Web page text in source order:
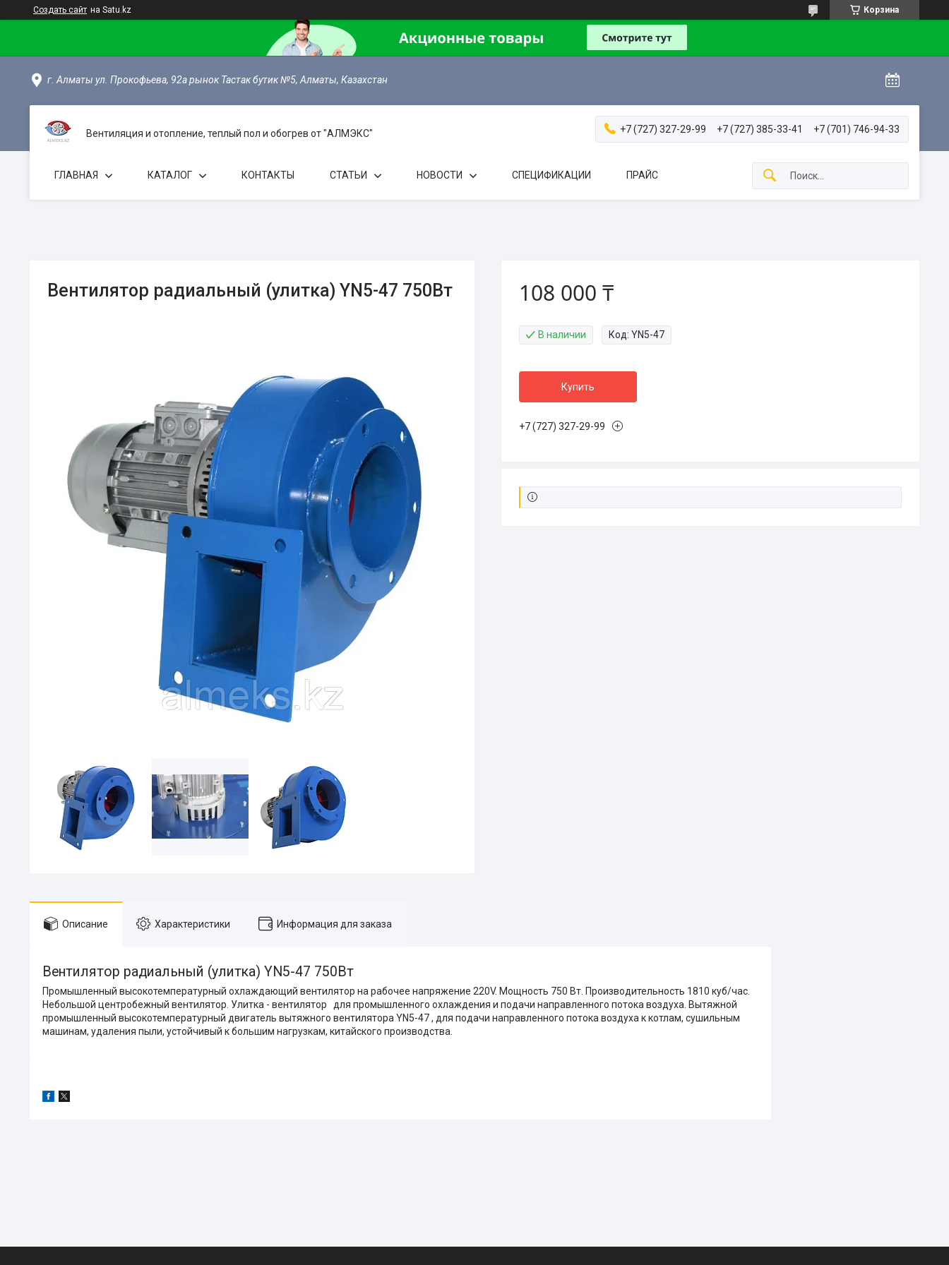
Создать сайт на Satu.kz Корзина
г. Алматы ул. Прокофьева, 92а рынок Тастак бутик №5, Алматы, Казахстан
Вентиляция и отопление, теплый пол и обогрев от "АЛМЭКС" +7 (727) 327-29-99 +7 (727) 385-33-41 +7 (701) 746-94-33
ГЛАВНАЯ КАТАЛОГ КОНТАКТЫ СТАТЬИ НОВОСТИ СПЕЦИФИКАЦИИ ПРАЙС
Вентилятор радиальный (улитка) YN5-47 750Вт 108 000 ₸
В наличии Код: YN5-47
Купить
+7 (727) 327-29-99
Описание Характеристики Информация для заказа
Вентилятор радиальный (улитка) YN5-47 750Вт
Промышленный высокотемпературный охлаждающий вентилятор на рабочее напряжение 220V. Мощность 750 Вт. Производительность 1810 куб/час.
Небольшой центробежный вентилятор. Улитка - вентилятор для промышленного охлаждения и подачи направленного потока воздуха. Вытяжной
промышленный высокотемпературный двигатель вытяжного вентилятора YN5-47 , для подачи направленного потока воздуха к котлам, сушильным
машинам, удаления пыли, устойчивый к большим нагрузкам, китайского производства.